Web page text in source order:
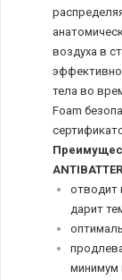
воздуха в
эффективно
тела во
Foam
отводит
дарит
минимум